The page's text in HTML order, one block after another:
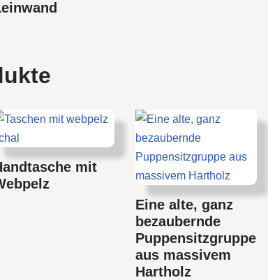
mit
Eine alte, ganz
bezaubernde
Puppensitzgruppe
aus massivem
Hartholz